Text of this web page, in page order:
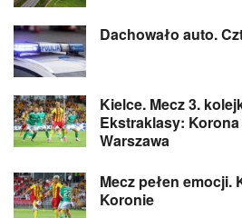
Dachowało auto.
Kielce. Mecz 3.
Ekstraklasy:
Warszawa
Mecz pełen emocji.
Koronie